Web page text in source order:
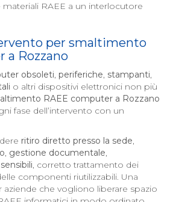
RAEE a un interlocutore
per smaltimento
a Rozzano
obsoleti, periferiche, stampanti,
o altri dispositivi elettronici non più
RAEE computer a Rozzano
fase dell’intervento con un
ritiro diretto presso la sede,
, gestione documentale,
, corretto trattamento dei
componenti riutilizzabili. Una
aziende che vogliono liberare spazio